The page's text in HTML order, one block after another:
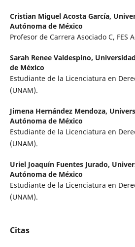
Cristian Miguel Acosta García,
Autónoma de México
Profesor de Carrera Asociado C, FES
Sarah Renee Valdespino,
de México
Estudiante de la Licenciatura en
(UNAM).
Jimena Hernández Mendoza,
Autónoma de México
Estudiante de la Licenciatura en
(UNAM).
Uriel Joaquín Fuentes Jurado,
Autónoma de México
Estudiante de la Licenciatura en
(UNAM).
Citas